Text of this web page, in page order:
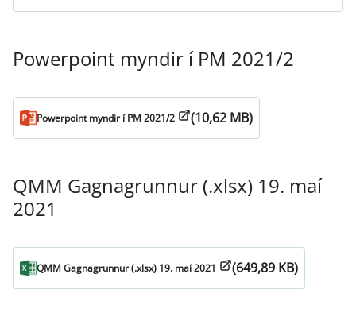
Powerpoint myndir í PM 2021/2
Powerpoint myndir í PM 2021/2 (10,62 MB)
QMM Gagnagrunnur (.xlsx) 19. maí
2021
QMM Gagnagrunnur (.xlsx) 19. maí 2021 (649,89 KB)